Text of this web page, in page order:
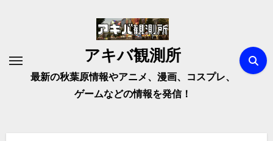
アキバ観測所
最新の秋葉原情報やアニメ、漫画、コスプレ、
ゲームなどの情報を発信！